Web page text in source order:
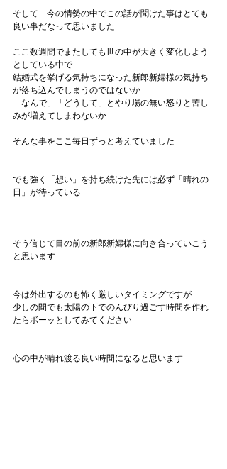
そして　今の情勢の中でこの話が聞けた事はとても
良い事だなって思いました
ここ数週間でまたしても世の中が大きく変化しよう
としている中で
結婚式を挙げる気持ちになった新郎新婦様の気持ち
が落ち込んでしまうのではないか
「なんで」「どうして」とやり場の無い怒りと苦し
みが増えてしまわないか
そんな事をここ毎日ずっと考えていました
でも強く「想い」を持ち続けた先には必ず「晴れの
日」が待っている
そう信じて目の前の新郎新婦様に向き合っていこう
と思います
今は外出するのも怖く厳しいタイミングですが
少しの間でも太陽の下でのんびり過ごす時間を作れ
たらボーッとしてみてください
心の中が晴れ渡る良い時間になると思います